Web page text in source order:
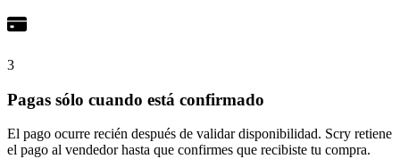
3
Pagas sólo cuando está confirmado
El pago ocurre recién después de validar disponibilidad. Scry retiene
el pago al vendedor hasta que confirmes que recibiste tu compra.